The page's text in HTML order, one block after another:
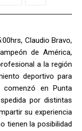
Claudio Bravo,
de América,
a la región
deportivo para
comenzó en Punta
por distintas
su experiencia
tienen la posibilidad